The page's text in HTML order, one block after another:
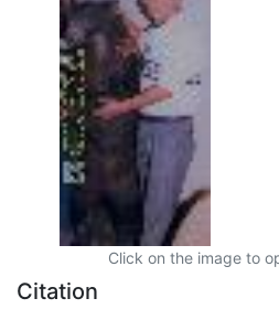
Click on the image to
Citation